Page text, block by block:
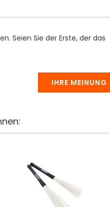
Seien Sie der Erste, der das
IHRE MEINUNG